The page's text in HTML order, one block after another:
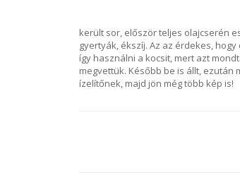
került sor, először teljes olajcserén
gyertyák, ékszíj. Az az érdekes,
így használni a kocsit, mert azt
megvettük. Később be is állt, ezután
ízelítőnek, majd jön még több kép is!